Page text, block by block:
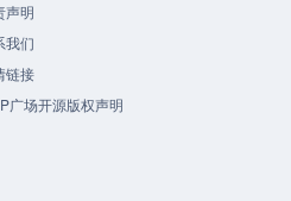
声明
我们
链接
广场开源版权声明